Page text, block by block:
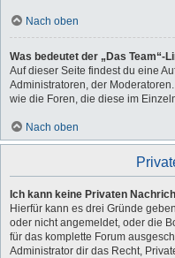
Nach oben
Was bedeutet der „Das Team“-
Auf dieser Seite findest du eine
Administratoren, der
wie die Foren, die diese im
Nach oben
Ich kann keine Privaten
Hierfür kann es drei Gründe
oder nicht angemeldet, oder die
für das komplette Forum
Administrator dir das Recht,